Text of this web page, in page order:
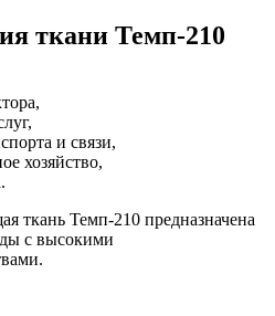
ткани Темп-210
и связи,
хозяйство,
ткань Темп-210 предназначена
с высокими